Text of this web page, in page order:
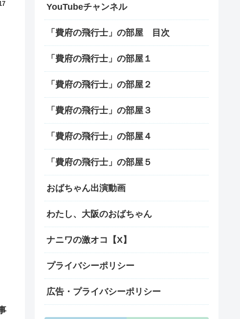
YouTubeチャンネル
「費府の飛行士」の部屋 目次
「費府の飛行士」の部屋１
「費府の飛行士」の部屋２
「費府の飛行士」の部屋３
「費府の飛行士」の部屋４
「費府の飛行士」の部屋５
おばちゃん出演動画
わたし、大阪のおばちゃん
ナニワの激オコ【X】
プライバシーポリシー
広告・プライバシーポリシー